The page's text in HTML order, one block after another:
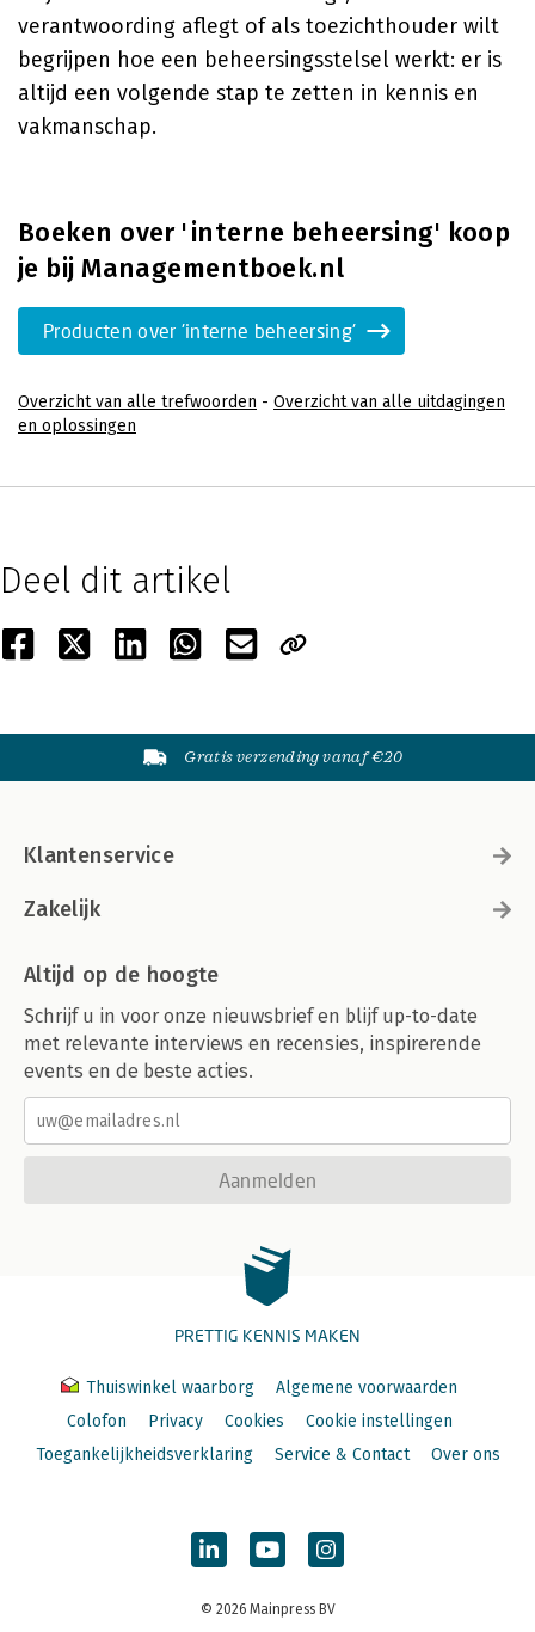
verantwoording aflegt of als toezichthouder wilt
begrijpen hoe een beheersingsstelsel werkt: er is
altijd een volgende stap te zetten in kennis en
vakmanschap.
Boeken over 'interne beheersing' koop
je bij Managementboek.nl
Producten over 'interne beheersing'
Overzicht van alle trefwoorden - Overzicht van alle uitdagingen
en oplossingen
Deel dit artikel
Gratis verzending vanaf €20
Klantenservice
Zakelijk
Altijd op de hoogte
Schrijf u in voor onze nieuwsbrief en blijf up-to-date
met relevante interviews en recensies, inspirerende
events en de beste acties.
Aanmelden
PRETTIG KENNIS MAKEN
Thuiswinkel waarborg
Algemene voorwaarden
Colofon
Privacy Cookies
Cookie instellingen
Toegankelijkheidsverklaring
Service & Contact Over ons
© 2026 Mainpress BV